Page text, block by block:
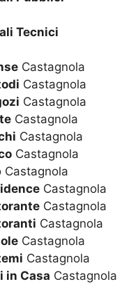
Tecnici
Castagnola
Castagnola
Castagnola
Castagnola
Castagnola
Castagnola
Castagnola
Castagnola
Castagnola
Castagnola
Castagnola
Castagnola
in Casa Castagnola